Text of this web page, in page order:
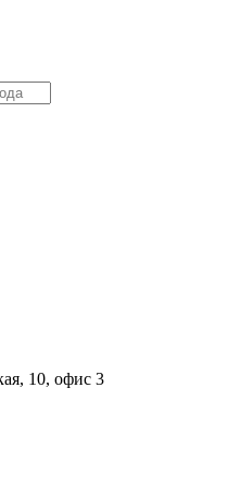
10, офис 3